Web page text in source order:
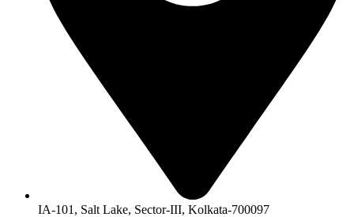
IA-101, Salt Lake, Sector-III, Kolkata-700097